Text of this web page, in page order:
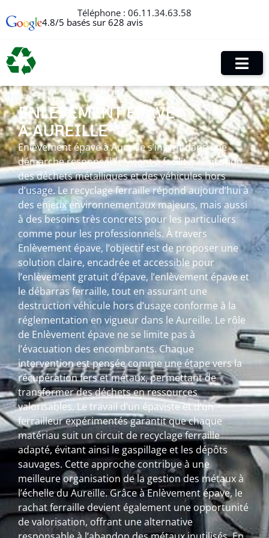
Téléphone : 06.11.34.63.58
4.8/5 basés sur 628 avis
ENLÈVEMENT ÉPAVE
À AUREILLE
Enlèvement épave à Aureille s’inscrit dans une
démarche responsable visant à faciliter la gestion
des déchets métalliques et des véhicules hors
d’usage. Le recyclage ferraille répond aujourd’hui à
des enjeux environnementaux majeurs, mais aussi
à des besoins très concrets pour les particuliers
comme pour les professionnels. À travers
Enlèvement épave, l’objectif est de proposer une
solution claire, encadrée et accessible pour
l’enlèvement gratuit d’épave, l’enlèvement épave et
le débarras ferraille, tout en assurant une
destruction véhicule hors d’usage conforme à la
réglementation en vigueur dans le Aureille. Le rôle
de Enlèvement épave ne se limite pas à
l’évacuation des encombrants. Chaque
intervention est pensée comme une étape vers la
récupération fers et métaux, permettant de
transformer des déchets en ressources
valorisables. Le travail d’un épaviste et d’un
ferrailleur expérimentés garantit que chaque
matériau suit un circuit de recyclage ferraille
adapté, évitant ainsi le gaspillage et les dépôts
sauvages. Cette approche contribue à une
meilleure organisation de la gestion des métaux à
l’échelle du Aureille. Grâce à Enlèvement épave, le
rachat ferraille devient également une opportunité
de valorisation, offrant une alternative